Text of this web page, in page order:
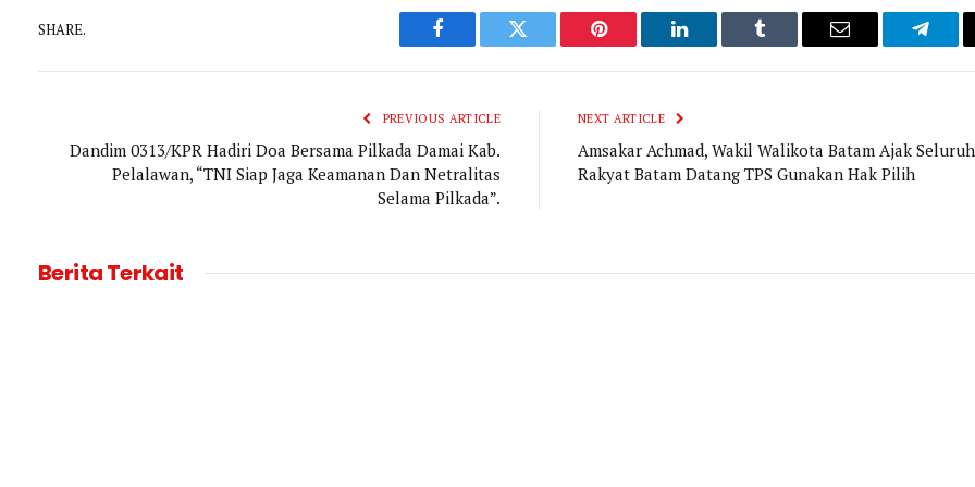
SHARE.
Facebook Twitter Pinterest LinkedIn Tumblr Email
PREVIOUS ARTICLE
Dandim 0313/KPR Hadiri Doa Bersama Pilkada Damai Kab.
Pelalawan, “TNI Siap Jaga Keamanan Dan Netralitas
Selama Pilkada”.
NEXT ARTICLE
Amsakar Achmad, Wakil Walikota Batam Ajak Seluruh
Rakyat Batam Datang TPS Gunakan Hak Pilih
Berita Terkait